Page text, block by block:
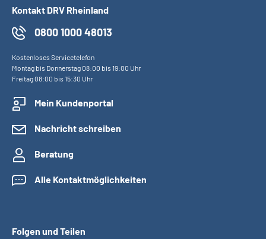
Kontakt DRV Rheinland
0800 1000 48013
Kostenloses Servicetelefon
Montag bis Donnerstag 08:00 bis 19:00 Uhr
Freitag 08:00 bis 15:30 Uhr
Mein Kundenportal
Nachricht schreiben
Beratung
Alle Kontaktmöglichkeiten
Folgen und Teilen